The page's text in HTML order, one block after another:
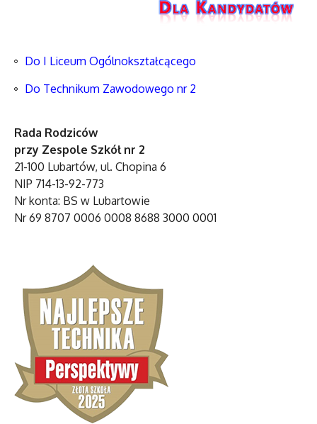
Do I Liceum Ogólnokształcącego
Do Technikum Zawodowego nr 2
Rada Rodziców
przy Zespole Szkół nr 2
21-100 Lubartów, ul. Chopina 6
NIP 714-13-92-773
Nr konta: BS w Lubartowie
Nr 69 8707 0006 0008 8688 3000 0001